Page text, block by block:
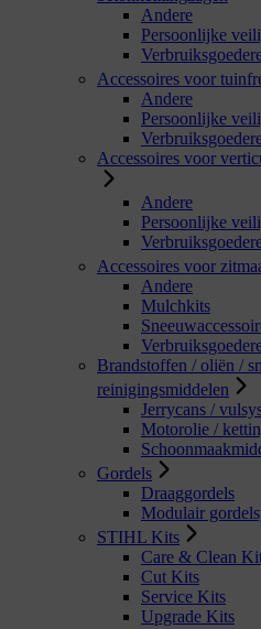
Andere
Persoonlijke
Accessoires voor
Andere
Persoonlijke
Accessoires voor
Andere
Persoonlijke
Accessoires voor
Andere
Mulchkits
Brandstoffen / oliën /
reinigingsmiddelen
Jerrycans /
Motorolie /
Gordels
Draaggordels
Modulair
STIHL Kits
Care & Clean
Cut Kits
Service Kits
Upgrade Kits